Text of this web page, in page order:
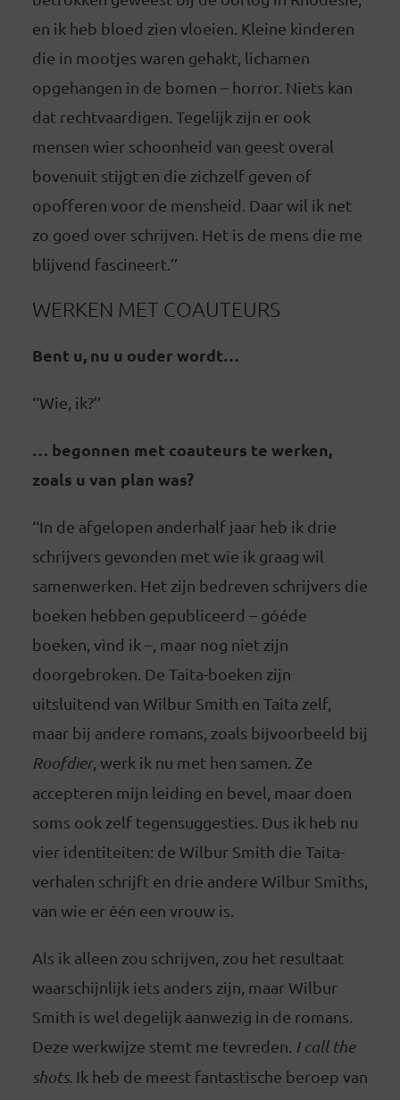
en ik heb bloed zien vloeien. Kleine kinderen
die in mootjes waren gehakt, lichamen
opgehangen in de bomen – horror. Niets kan
dat rechtvaardigen. Tegelijk zijn er ook
mensen wier schoonheid van geest overal
bovenuit stijgt en die zichzelf geven of
opofferen voor de mensheid. Daar wil ik net
zo goed over schrijven. Het is de mens die me
blijvend fascineert.’’
WERKEN MET COAUTEURS
Bent u, nu u ouder wordt…
‘‘Wie, ik?’’
… begonnen met coauteurs te werken,
zoals u van plan was?
‘‘In de afgelopen anderhalf jaar heb ik drie
schrijvers gevonden met wie ik graag wil
samenwerken. Het zijn bedreven schrijvers die
boeken hebben gepubliceerd – góéde
boeken, vind ik –, maar nog niet zijn
doorgebroken. De Taita-boeken zijn
uitsluitend van Wilbur Smith en Taita zelf,
maar bij andere romans, zoals bijvoorbeeld bij
Roofdier, werk ik nu met hen samen. Ze
accepteren mijn leiding en bevel, maar doen
soms ook zelf tegensuggesties. Dus ik heb nu
vier identiteiten: de Wilbur Smith die Taita-
verhalen schrijft en drie andere Wilbur Smiths,
van wie er één een vrouw is.
Als ik alleen zou schrijven, zou het resultaat
waarschijnlijk iets anders zijn, maar Wilbur
Smith is wel degelijk aanwezig in de romans.
Deze werkwijze stemt me tevreden. I call the
shots. Ik heb de meest fantastische beroep van